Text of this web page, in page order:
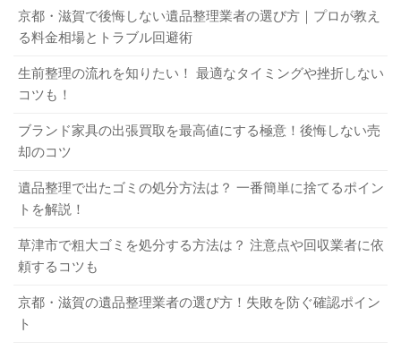
デスクトップパソコン本体
ノート型パソコン
キーボード・マウス（パソコンと同時に申し込む場合
だけ）
プリンターやスキャナー、ワープロなどの周辺機器は対象
なるでしょう。
小型家電リサイクル法に基づいて処分する
パソコン・携帯電話・デジタルカメラ・ゲーム機・キッチ
ン家電・生活家電などの小型家電は、小型家電リサイクル
実績のある不用品回収業者ほど、幅広いジャンルの回収・
買取を行っています。不用品回収業者の中には、「大型商
など、回収できるものが限られているケースもあるので事
前にチェックしておきましょう。
明確になっています。不正を働く悪徳業者は、料金や見積
書の内容を不明確にした上で、回収後に高額な追加費用を
請求してくる可能性が高いので注意が必要です。悪徳業者
とのトラブルを避けるためにも、事前に料金設定や見積書
A．自分で品物をネットオークションやフリマアプリで売る
場合は、商品説明欄に具体的な説明を記載してください。
ネットオークションやフリマアプリでは、「画像と実物が
違う」「傷がついていた」など落札者との間でトラブルが
起きています。
Q．買取までの大まかな流れは？
A．参考として、リサイクル買取センターにおける買取の流
れを紹介します。
電話かホームページのフォームから無料見積もりを依
頼する
時を決める
京都・滋賀で後悔しない遺品整理業者の選び方｜プロが教え
る料金相場とトラブル回避術
生前整理の流れを知りたい！ 最適なタイミングや挫折しない
コツも！
ブランド家具の出張買取を最高値にする極意！後悔しない売
却のコツ
遺品整理で出たゴミの処分方法は？ 一番簡単に捨てるポイン
トを解説！
草津市で粗大ゴミを処分する方法は？ 注意点や回収業者に依
頼するコツも
京都・滋賀の遺品整理業者の選び方！失敗を防ぐ確認ポイン
ト